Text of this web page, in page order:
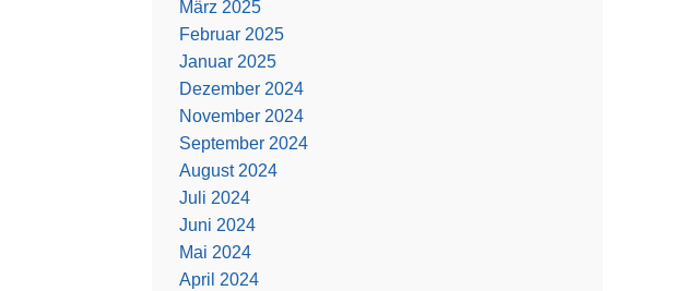
März 2025
Februar 2025
Januar 2025
Dezember 2024
November 2024
September 2024
August 2024
Juli 2024
Juni 2024
Mai 2024
April 2024